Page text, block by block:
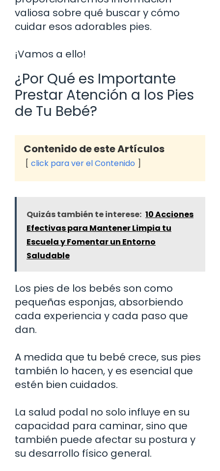
valiosa sobre qué buscar y cómo
cuidar esos adorables pies.
¡Vamos a ello!
¿Por Qué es Importante
Prestar Atención a los Pies
de Tu Bebé?
Contenido de este Artículos
click para ver el Contenido
Quizás también te interese: 10 Acciones
Efectivas para Mantener Limpia tu
Escuela y Fomentar un Entorno
Saludable
Los pies de los bebés son como
pequeñas esponjas, absorbiendo
cada experiencia y cada paso que
dan.
A medida que tu bebé crece, sus pies
también lo hacen, y es esencial que
estén bien cuidados.
La salud podal no solo influye en su
capacidad para caminar, sino que
también puede afectar su postura y
su desarrollo físico general.